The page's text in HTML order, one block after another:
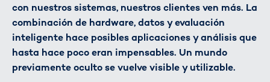
con nuestros sistemas, nuestros clientes ven más. La
combinación de hardware, datos y evaluación
inteligente hace posibles aplicaciones y análisis que
hasta hace poco eran impensables. Un mundo
previamente oculto se vuelve visible y utilizable.